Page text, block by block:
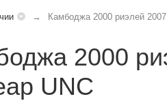
Камбоджа 2000 риэлей
2000
UNC